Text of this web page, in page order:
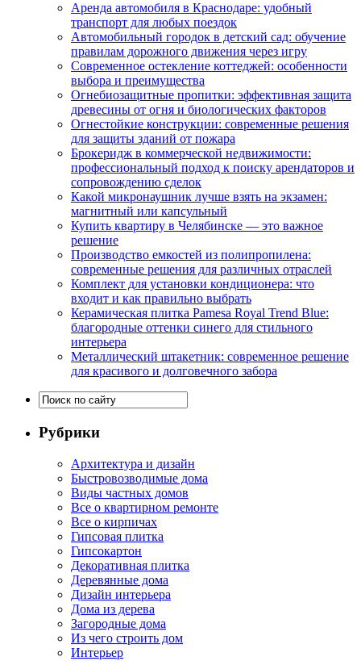
Аренда автомобиля в Краснодаре: удобный
транспорт для любых поездок
Автомобильный городок в детский сад: обучение
правилам дорожного движения через игру
Современное остекление коттеджей: особенности
выбора и преимущества
Огнебиозащитные пропитки: эффективная защита
древесины от огня и биологических факторов
Огнестойкие конструкции: современные решения
для защиты зданий от пожара
Брокеридж в коммерческой недвижимости:
профессиональный подход к поиску арендаторов и
сопровождению сделок
Какой микронаушник лучше взять на экзамен:
магнитный или капсульный
Купить квартиру в Челябинске — это важное
решение
Производство емкостей из полипропилена:
современные решения для различных отраслей
Комплект для установки кондиционера: что
входит и как правильно выбрать
Керамическая плитка Pamesa Royal Trend Blue:
благородные оттенки синего для стильного
интерьера
Металлический штакетник: современное решение
для красивого и долговечного забора
Рубрики
Архитектура и дизайн
Быстровозводимые дома
Виды частных домов
Все о квартирном ремонте
Все о кирпичах
Гипсовая плитка
Гипсокартон
Декоративная плитка
Деревянные дома
Дизайн интерьера
Дома из дерева
Загородные дома
Из чего строить дом
Интерьер